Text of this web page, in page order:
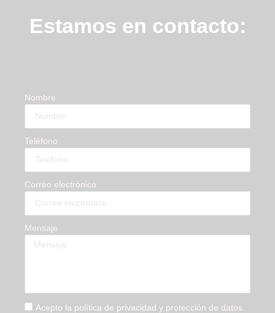
Estamos en contacto:
Nombre
Teléfono
Correo electrónico
Mensaje
Acepto la política de privacidad y protección de datos.